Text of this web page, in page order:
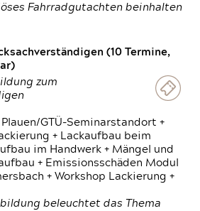
Fahrradgutachten beinhalten
(10 Termine,
zum
GTÜ-Seminarstandort +
+ Lackaufbau beim
im Handwerk + Mängel und
+ Emissionsschäden Modul
+ Workshop Lackierung +
beleuchtet das Thema